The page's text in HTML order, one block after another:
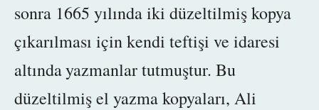
sonra 1665 yılındaiki düzeltilmiş kopya
çıkarılması içinkendi teftişi ve idaresi
altındayazmanlar tutmuştur. Bu
düzeltilmiş el yazma kopyaları, Ali